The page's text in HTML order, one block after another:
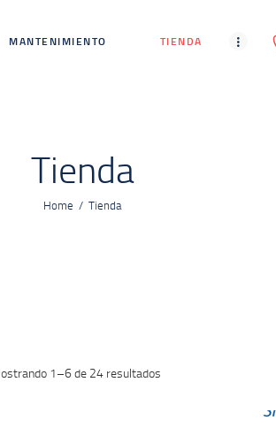
MANTENIMIENTO TIENDA
Tienda
Home Tienda
1–6 de 24 resultados